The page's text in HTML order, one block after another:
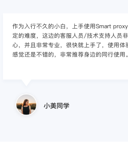
作为入行不久的小白，上手使用Smart
定的难度，这边的客服人员/技术支持人员
心，并且非常专业，很快就上手了，使用体
感觉还是不错的，非常推荐身边的同行使用。
小美同学